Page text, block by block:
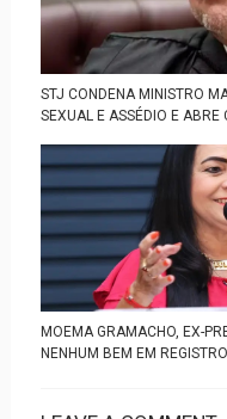
STJ CONDENA MINISTRO
SEXUAL E ASSÉDIO E
MOEMA GRAMACHO, EX-
NENHUM BEM EM